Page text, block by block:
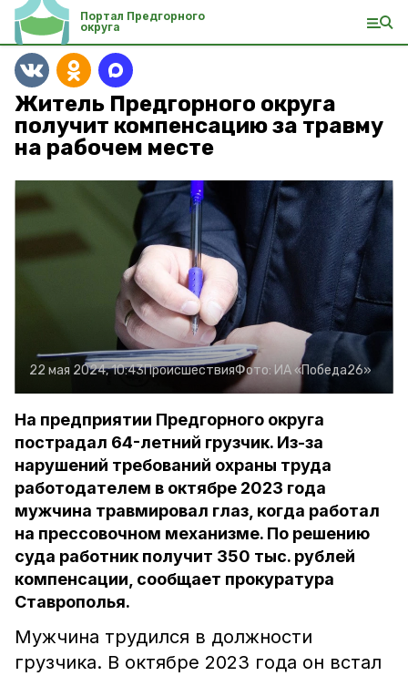
Портал Предгорного
округа
Житель Предгорного округа
получит компенсацию за травму
на рабочем месте
22 мая 2024, 10:43ПроисшествияФото: ИА «Победа26»
На предприятии Предгорного округа
пострадал 64-летний грузчик. Из-за
нарушений требований охраны труда
работодателем в октябре 2023 года
мужчина травмировал глаз, когда работал
на прессовочном механизме. По решению
суда работник получит 350 тыс. рублей
компенсации, сообщает прокуратура
Ставрополья.
Мужчина трудился в должности
грузчика. В октябре 2023 года он встал